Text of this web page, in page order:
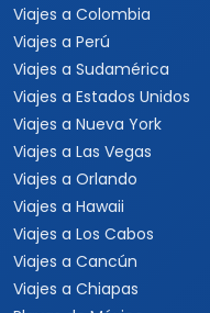
Viajes a Colombia
Viajes a Perú
Viajes a Sudamérica
Viajes a Estados Unidos
Viajes a Nueva York
Viajes a Las Vegas
Viajes a Orlando
Viajes a Hawaii
Viajes a Los Cabos
Viajes a Cancún
Viajes a Chiapas